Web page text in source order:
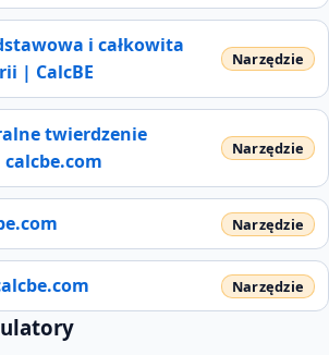
i całkowita
| CalcBE
twierdzenie